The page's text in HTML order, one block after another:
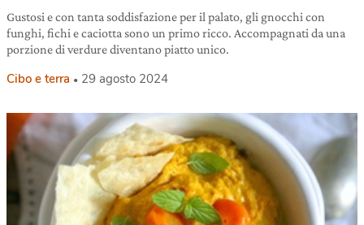
Gustosi e con tanta soddisfazione per il palato, gli gnocchi con
funghi, fichi e caciotta sono un primo ricco. Accompagnati da una
porzione di verdure diventano piatto unico.
Cibo e terra 29 agosto 2024